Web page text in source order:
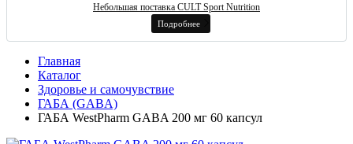
Небольшая поставка CULT Sport Nutrition
Подробнее
Главная
Каталог
Здоровье и самочувствие
ГАБА (GABA)
ГАБА WestPharm GABA 200 мг 60 капсул